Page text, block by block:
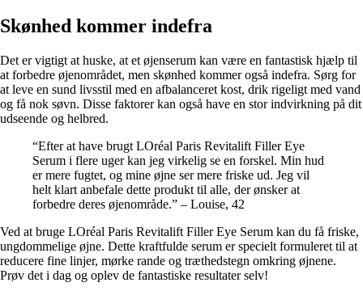
Skønhed kommer indefra
Det er vigtigt at huske, at et øjenserum kan være en fantastisk hjælp til
at forbedre øjenområdet, men skønhed kommer også indefra. Sørg for
at leve en sund livsstil med en afbalanceret kost, drik rigeligt med vand
og få nok søvn. Disse faktorer kan også have en stor indvirkning på dit
udseende og helbred.
“Efter at have brugt LOréal Paris Revitalift Filler Eye
Serum i flere uger kan jeg virkelig se en forskel. Min hud
er mere fugtet, og mine øjne ser mere friske ud. Jeg vil
helt klart anbefale dette produkt til alle, der ønsker at
forbedre deres øjenområde.” – Louise, 42
Ved at bruge LOréal Paris Revitalift Filler Eye Serum kan du få friske,
ungdommelige øjne. Dette kraftfulde serum er specielt formuleret til at
reducere fine linjer, mørke rande og træthedstegn omkring øjnene.
Prøv det i dag og oplev de fantastiske resultater selv!